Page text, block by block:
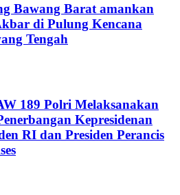
Bawang Barat amankan
di Pulung Kencana
Tengah
189 Polri Melaksanakan
Kepresidenan
RI dan Presiden Perancis